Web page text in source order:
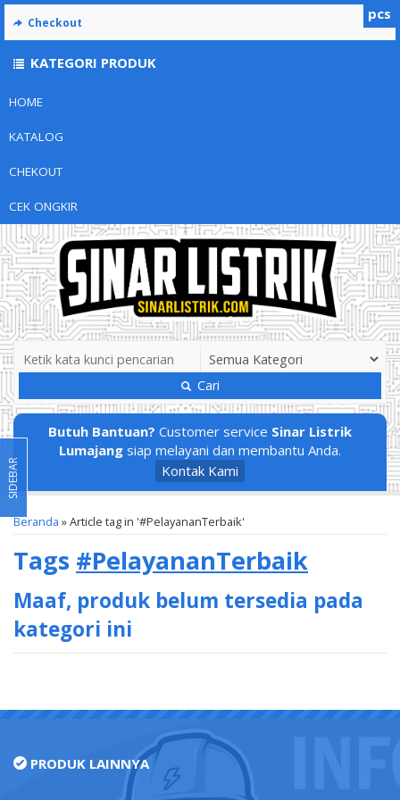
HOME
KATALOG
CHEKOUT
CEK ONGKIR
Cari
Butuh Bantuan? Customer service Sinar Listrik
Lumajang siap melayani dan membantu Anda.
Kontak Kami
Beranda »Article tag in '#PelayananTerbaik'
Tags #PelayananTerbaik
Maaf, produk belum tersedia pada
kategori ini
pcs
Checkout
KATEGORI PRODUK
SIDEBAR
PRODUK LAINNYA